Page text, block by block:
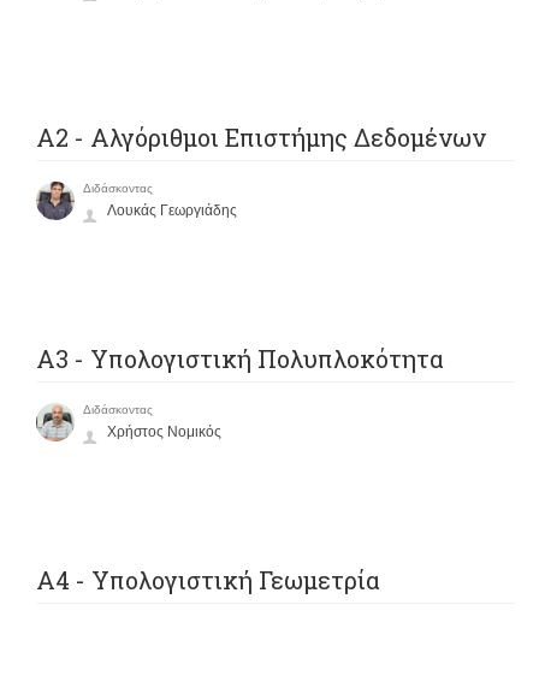
Α2 - Αλγόριθμοι Επιστήμης Δεδομένων
Διδάσκοντας
Λουκάς Γεωργιάδης
Α3 - Υπολογιστική Πολυπλοκότητα
Διδάσκοντας
Χρήστος Νομικός
Α4 - Υπολογιστική Γεωμετρία